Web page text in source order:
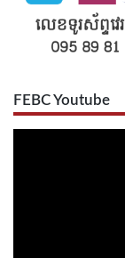
FEBC Youtube